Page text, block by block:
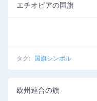
エチオピアの国旗
タグ: 国旗シンボル
欧州連合の旗